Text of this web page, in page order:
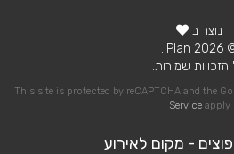
נוצר ב
©
שמורות.
This site is protected by reCAPTCHA and the
Serviceapply
- מקום לאירוע